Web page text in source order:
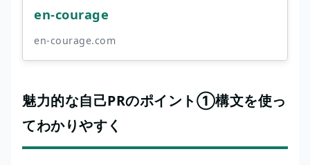
en-courage
en-courage.com
魅力的な自己PRのポイント①構文を使っ
てわかりやすく